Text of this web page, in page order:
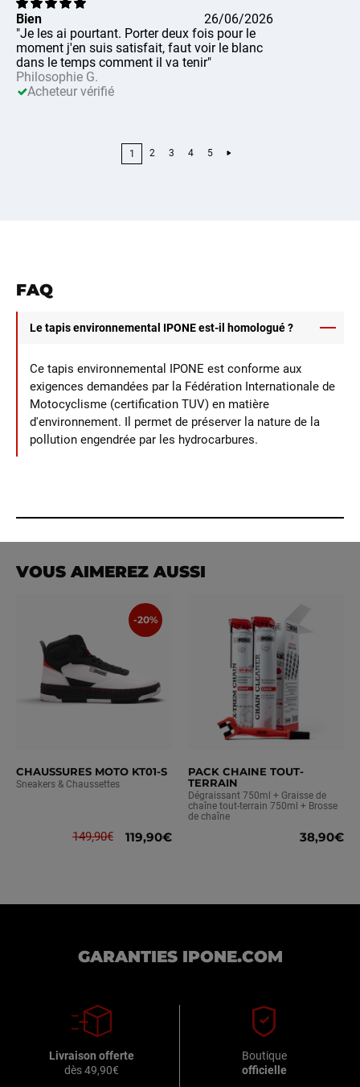
Bien
26/06/2026
"Je les ai pourtant. Porter deux fois pour le
moment j'en suis satisfait, faut voir le blanc
dans le temps comment il va tenir"
Philosophie G.
Acheteur vérifié
1 2 3 4 5
FAQ
Le tapis environnemental IPONE est-il homologué ?
Ce tapis environnemental IPONE est conforme aux
exigences demandées par la Fédération Internationale de
Motocyclisme (certification TUV) en matière
d'environnement. Il permet de préserver la nature de la
pollution engendrée par les hydrocarbures.
VOUS AIMEREZ AUSSI
-20%
CHAUSSURES MOTO KT01-S
Sneakers & Chaussettes
149,90€ 119,90€
PACK CHAINE TOUT-
TERRAIN
Dégraissant 750ml + Graisse de
chaîne tout-terrain 750ml + Brosse
de chaîne
38,90€
GARANTIES IPONE.COM
Livraison offerte
dès 49,90€
Boutique
officielle